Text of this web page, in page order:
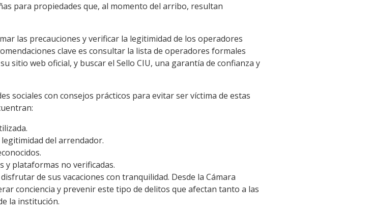
para propiedades que, al momento del arribo, resultan
las precauciones y verificar la legitimidad de los operadores
clave es consultar la lista de operadores formales
sitio web oficial, y buscar el Sello CIU, una garantía de confianza y
sociales con consejos prácticos para evitar ser víctima de estas
del arrendador.
y plataformas no verificadas.
de sus vacaciones con tranquilidad. Desde la Cámara
conciencia y prevenir este tipo de delitos que afectan tanto a las
la institución.